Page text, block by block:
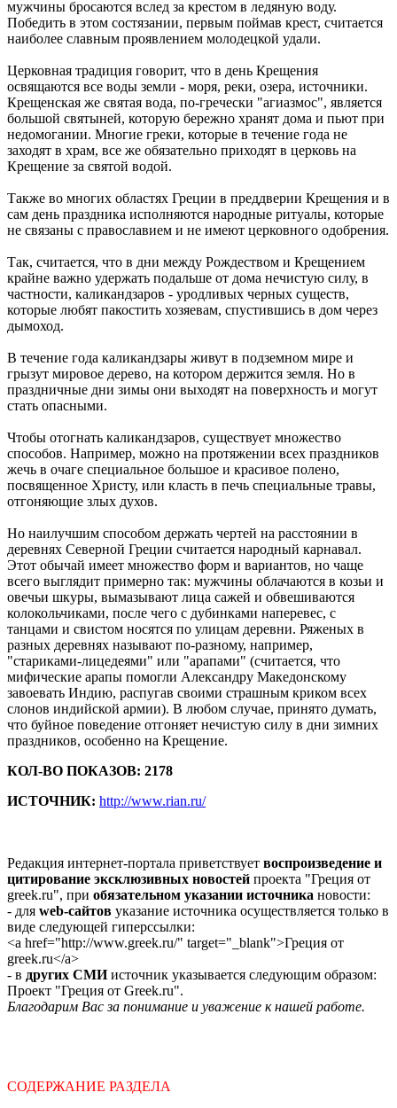
мужчины бросаются вслед за крестом в ледяную воду.
Победить в этом состязании, первым поймав крест, считается
наиболее славным проявлением молодецкой удали.
Церковная традиция говорит, что в день Крещения
освящаются все воды земли - моря, реки, озера, источники.
Крещенская же святая вода, по-гречески "агиазмос", является
большой святыней, которую бережно хранят дома и пьют при
недомогании. Многие греки, которые в течение года не
заходят в храм, все же обязательно приходят в церковь на
Крещение за святой водой.
Также во многих областях Греции в преддверии Крещения и в
сам день праздника исполняются народные ритуалы, которые
не связаны с православием и не имеют церковного одобрения.
Так, считается, что в дни между Рождеством и Крещением
крайне важно удержать подальше от дома нечистую силу, в
частности, каликандзаров - уродливых черных существ,
которые любят пакостить хозяевам, спустившись в дом через
дымоход.
В течение года каликандзары живут в подземном мире и
грызут мировое дерево, на котором держится земля. Но в
праздничные дни зимы они выходят на поверхность и могут
стать опасными.
Чтобы отогнать каликандзаров, существует множество
способов. Например, можно на протяжении всех праздников
жечь в очаге специальное большое и красивое полено,
посвященное Христу, или класть в печь специальные травы,
отгоняющие злых духов.
Но наилучшим способом держать чертей на расстоянии в
деревнях Северной Греции считается народный карнавал.
Этот обычай имеет множество форм и вариантов, но чаще
всего выглядит примерно так: мужчины облачаются в козьи и
овечьи шкуры, вымазывают лица сажей и обвешиваются
колокольчиками, после чего с дубинками наперевес, с
танцами и свистом носятся по улицам деревни. Ряженых в
разных деревнях называют по-разному, например,
"стариками-лицедеями" или "арапами" (считается, что
мифические арапы помогли Александру Македонскому
завоевать Индию, распугав своими страшным криком всех
слонов индийской армии). В любом случае, принято думать,
что буйное поведение отгоняет нечистую силу в дни зимних
праздников, особенно на Крещение.
КОЛ-ВО ПОКАЗОВ: 2178
ИСТОЧНИК: http://www.rian.ru/
Редакция интернет-портала приветствует воспроизведение и
цитирование эксклюзивных новостей проекта "Греция от
greek.ru", при обязательном указании источника новости:
- для web-сайтов указание источника осуществляется только в
виде следующей гиперссылки:
<a href="http://www.greek.ru/" target="_blank">Греция от
greek.ru</a>
- в других СМИисточник указывается следующим образом:
Проект "Греция от Greek.ru".
Благодарим Вас за понимание и уважение к нашей работе.
СОДЕРЖАНИЕ РАЗДЕЛА